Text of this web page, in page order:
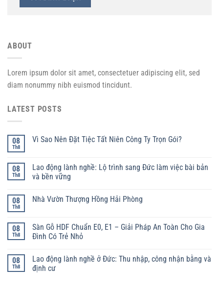
ABOUT
Lorem ipsum dolor sit amet, consectetuer adipiscing elit, sed
diam nonummy nibh euismod tincidunt.
LATEST POSTS
08
Th8
Vì Sao Nên Đặt Tiệc Tất Niên Công Ty Trọn Gói?
08
Th8
Lao động lành nghề: Lộ trình sang Đức làm việc bài bản
và bền vững
08
Th8
Nhà Vườn Thượng Hồng Hải Phòng
08
Th8
Sàn Gỗ HDF Chuẩn E0, E1 – Giải Pháp An Toàn Cho Gia
Đình Có Trẻ Nhỏ
08
Th8
Lao động lành nghề ở Đức: Thu nhập, công nhận bằng và
định cư